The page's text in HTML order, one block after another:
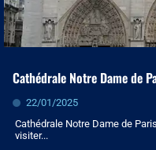
Cathédrale Notre Dame de
22/01/2025
Cathédrale Notre Dame de
visiter...